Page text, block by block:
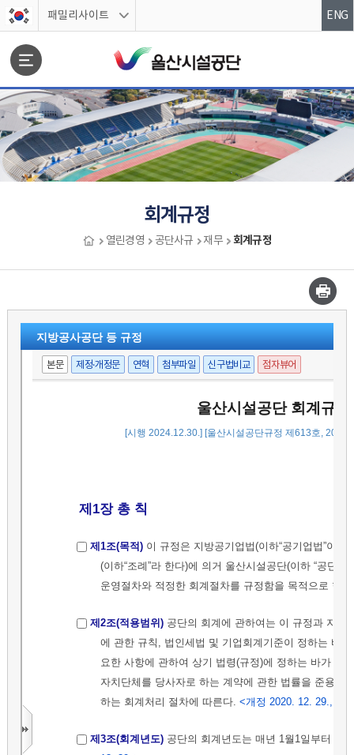
스킵네비게이션
패밀리사이트 ENG
회계규정
열린경영 공단사규 재무 회계규정
회계규정 시작